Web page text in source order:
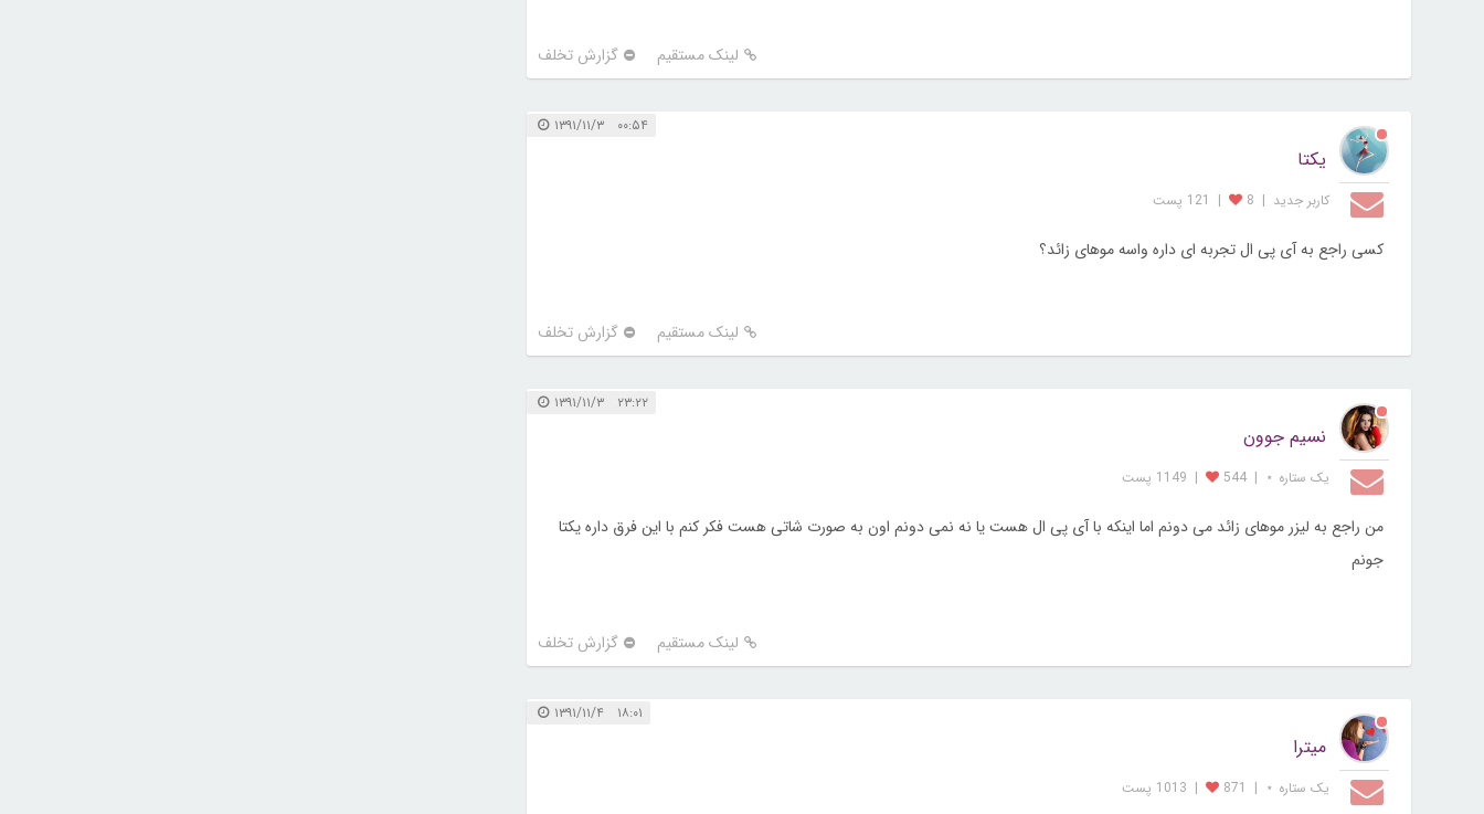
لینک مستقیم گزارش تخلف
۰۰:۵۴ ۱۳۹۱/۱۱/۳
یکتا
کاربر جديد |
8
| 121 پست
کسی راجع به آی پی ال تجربه ای داره واسه موهای زائد؟
لینک مستقیم گزارش تخلف
۲۳:۲۲ ۱۳۹۱/۱۱/۳
نسیم جوون
یک ستاره ⋆ |
544
| 1149 پست
من راجع به لیزر موهای زائد می دونم اما اینکه با آی پی ال هست یا نه نمی دونم اون به صورت شاتی هست فکر کنم با این فرق داره یکتا
جونم
لینک مستقیم گزارش تخلف
۱۸:۰۱ ۱۳۹۱/۱۱/۴
میترا
یک ستاره ⋆ |
871
| 1013 پست